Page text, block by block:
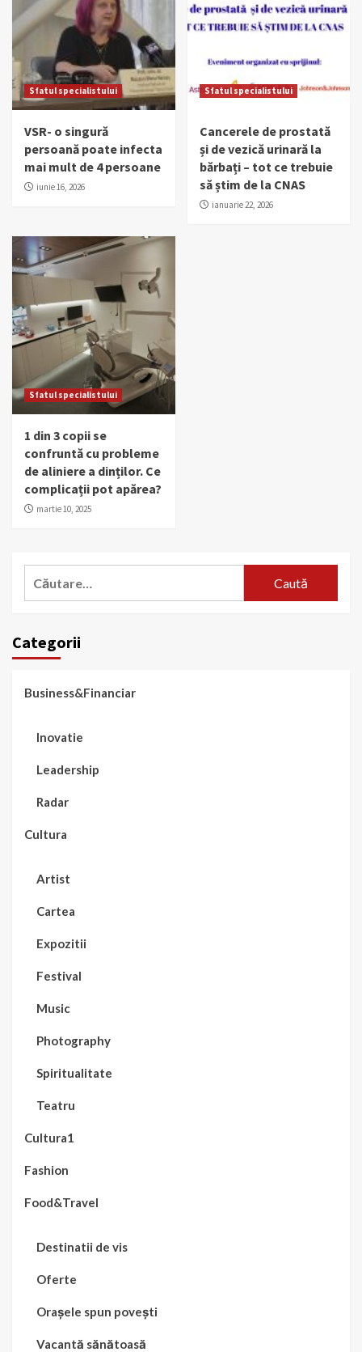
Sfatul specialistului
VSR- o singură
persoană poate infecta
mai mult de 4 persoane
iunie 16, 2026
Sfatul specialistului
Cancerele de prostată
și de vezică urinară la
bărbați – tot ce trebuie
să știm de la CNAS
ianuarie 22, 2026
Sfatul specialistului
1 din 3 copii se
confruntă cu probleme
de aliniere a dinților. Ce
complicații pot apărea?
martie 10, 2025
Categorii
Business&Financiar
Inovatie
Leadership
Radar
Cultura
Artist
Cartea
Expozitii
Festival
Music
Photography
Spiritualitate
Teatru
Cultura1
Fashion
Food&Travel
Destinatii de vis
Oferte
Orașele spun povești
Vacantă sănătoasă